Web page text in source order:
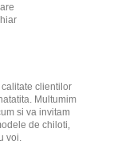
clientilor
Multumim
si va invitam
de chiloti,
voi.